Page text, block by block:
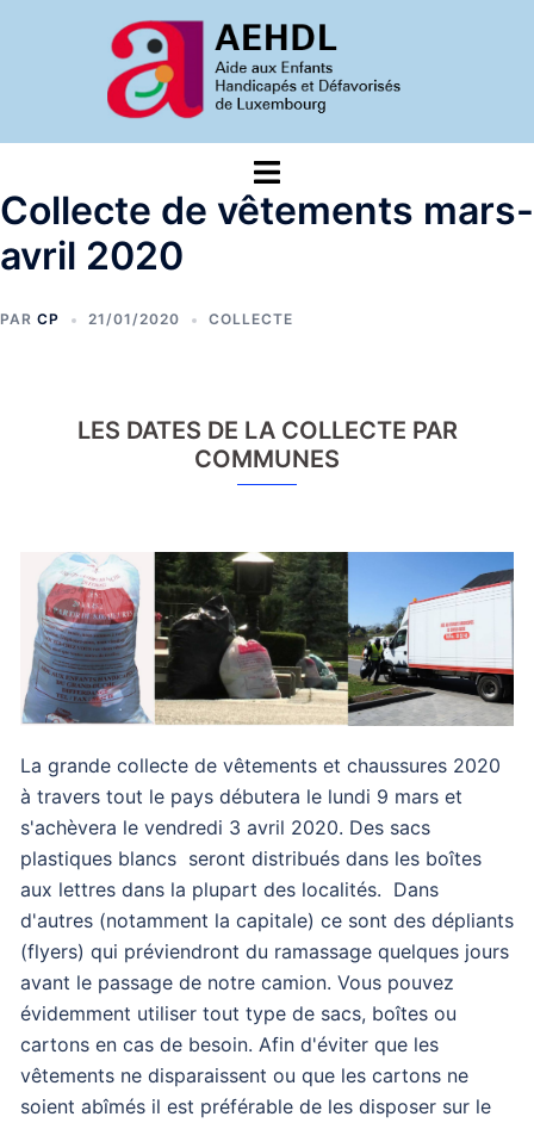
Ouvrir/fermer
le
menu
Collecte de vêtements mars-
avril 2020
PAR CP 21/01/2020 COLLECTE
LES DATES DE LA COLLECTE PAR
COMMUNES
La grande collecte de vêtements et chaussures 2020
à travers tout le pays débutera le lundi 9 mars et
s'achèvera le vendredi 3 avril 2020. Des sacs
plastiques blancs seront distribués dans les boîtes
aux lettres dans la plupart des localités. Dans
d'autres (notamment la capitale) ce sont des dépliants
(flyers) qui préviendront du ramassage quelques jours
avant le passage de notre camion. Vous pouvez
évidemment utiliser tout type de sacs, boîtes ou
cartons en cas de besoin. Afin d'éviter que les
vêtements ne disparaissent ou que les cartons ne
soient abîmés il est préférable de les disposer sur le